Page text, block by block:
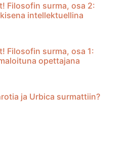
Filosofin surma, osa 2:
intellektuellina
Filosofin surma, osa 1:
opettajana
ja Urbica surmattiin?